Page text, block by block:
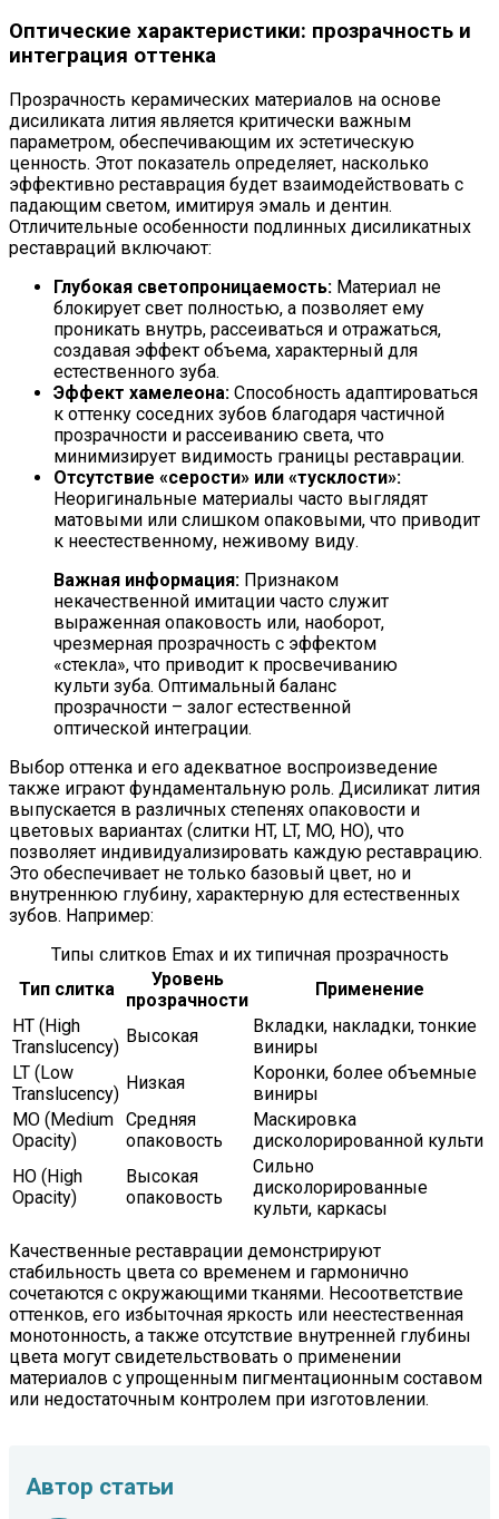
Оптические характеристики: прозрачность и
интеграция оттенка
Прозрачность керамических материалов на основе
дисиликата лития является критически важным
параметром, обеспечивающим их эстетическую
ценность. Этот показатель определяет, насколько
эффективно реставрация будет взаимодействовать с
падающим светом, имитируя эмаль и дентин.
Отличительные особенности подлинных дисиликатных
реставраций включают:
Глубокая светопроницаемость: Материал не
блокирует свет полностью, а позволяет ему
проникать внутрь, рассеиваться и отражаться,
создавая эффект объема, характерный для
естественного зуба.
Эффект хамелеона: Способность адаптироваться
к оттенку соседних зубов благодаря частичной
прозрачности и рассеиванию света, что
минимизирует видимость границы реставрации.
Отсутствие «серости» или «тусклости»:
Неоригинальные материалы часто выглядят
матовыми или слишком опаковыми, что приводит
к неестественному, неживому виду.
Важная информация: Признаком
некачественной имитации часто служит
выраженная опаковость или, наоборот,
чрезмерная прозрачность с эффектом
«стекла», что приводит к просвечиванию
культи зуба. Оптимальный баланс
прозрачности – залог естественной
оптической интеграции.
Выбор оттенка и его адекватное воспроизведение
также играют фундаментальную роль. Дисиликат лития
выпускается в различных степенях опаковости и
цветовых вариантах (слитки HT, LT, MO, HO), что
позволяет индивидуализировать каждую реставрацию.
Это обеспечивает не только базовый цвет, но и
внутреннюю глубину, характерную для естественных
зубов. Например:
Типы слитков Emax и их типичная прозрачность
Тип слитка
Уровень
прозрачности
Применение
HT (High
Translucency)
Высокая
Вкладки, накладки, тонкие
виниры
LT (Low
Translucency)
Низкая
Коронки, более объемные
виниры
MO (Medium
Opacity)
Средняя
опаковость
Маскировка
дисколорированной культи
HO (High
Opacity)
Высокая
опаковость
Сильно
дисколорированные
культи, каркасы
Качественные реставрации демонстрируют
стабильность цвета со временем и гармонично
сочетаются с окружающими тканями. Несоответствие
оттенков, его избыточная яркость или неестественная
монотонность, а также отсутствие внутренней глубины
цвета могут свидетельствовать о применении
материалов с упрощенным пигментационным составом
или недостаточным контролем при изготовлении.
Автор статьи